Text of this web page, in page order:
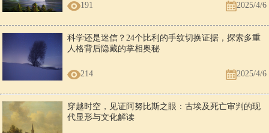
191 2025/4/6
科学还是迷信？24个比利的手纹切换证据，探索多重
人格背后隐藏的掌相奥秘
214 2025/4/6
穿越时空，见证阿努比斯之眼：古埃及死亡审判的现
代显形与文化解读